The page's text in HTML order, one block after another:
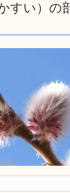
い）の